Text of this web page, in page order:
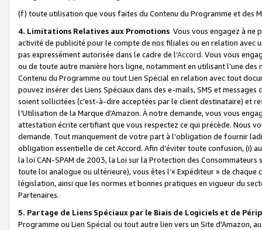
(f) toute utilisation que vous faites du Contenu du Programme et des
4. Limitations Relatives aux Promotions Vous vous engagez à ne
activité de publicité pour le compte de nos filiales ou en relation avec
pas expressément autorisée dans le cadre de l’Accord. Vous vous
ou de toute autre manière hors ligne, notamment en utilisant l’une
Contenu du Programme ou tout Lien Spécial en relation avec tout
pouvez insérer des Liens Spéciaux dans des e-mails, SMS et
soient sollicitées (c’est-à-dire acceptées par le client destinataire) et
l’Utilisation de la Marque d’Amazon. À notre demande, vous vous
attestation écrite certifiant que vous respectez ce qui précède. Nous
demande. Tout manquement de votre part à l’obligation de fournir
obligation essentielle de cet Accord. Afin d’éviter toute confusion, (i)
la loi CAN-SPAM de 2003, la Loi sur la Protection des
toute loi analogue ou ultérieure), vous êtes l’« Expéditeur » de
législation, ainsi que les normes et bonnes pratiques en vigueur du
Partenaires.
5. Partage de Liens Spéciaux par le Biais de Logiciels et de
Programme ou Lien Spécial ou tout autre lien vers un Site d'Amazon,